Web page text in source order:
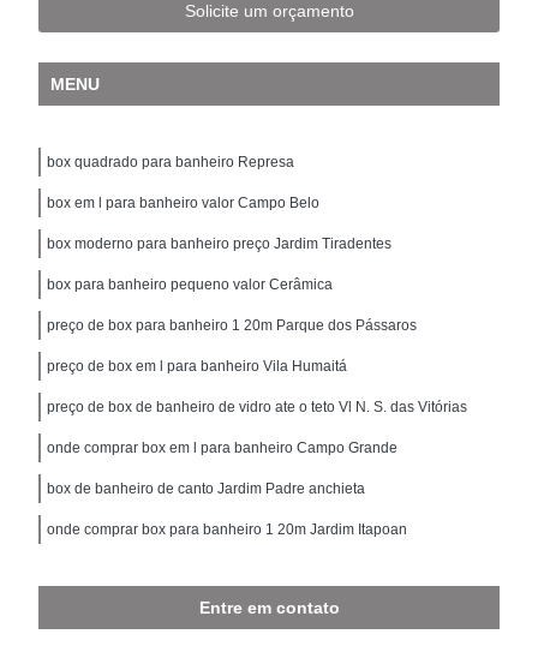
Solicite um orçamento
MENU
box quadrado para banheiro Represa
box em l para banheiro valor Campo Belo
box moderno para banheiro preço Jardim Tiradentes
box para banheiro pequeno valor Cerâmica
preço de box para banheiro 1 20m Parque dos Pássaros
preço de box em l para banheiro Vila Humaitá
preço de box de banheiro de vidro ate o teto Vl N. S. das Vitórias
onde comprar box em l para banheiro Campo Grande
box de banheiro de canto Jardim Padre anchieta
onde comprar box para banheiro 1 20m Jardim Itapoan
Entre em contato